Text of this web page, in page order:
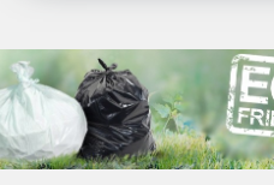
Используйте
лидеров отрасли.
WhitePack
8 (495) 204-18-49